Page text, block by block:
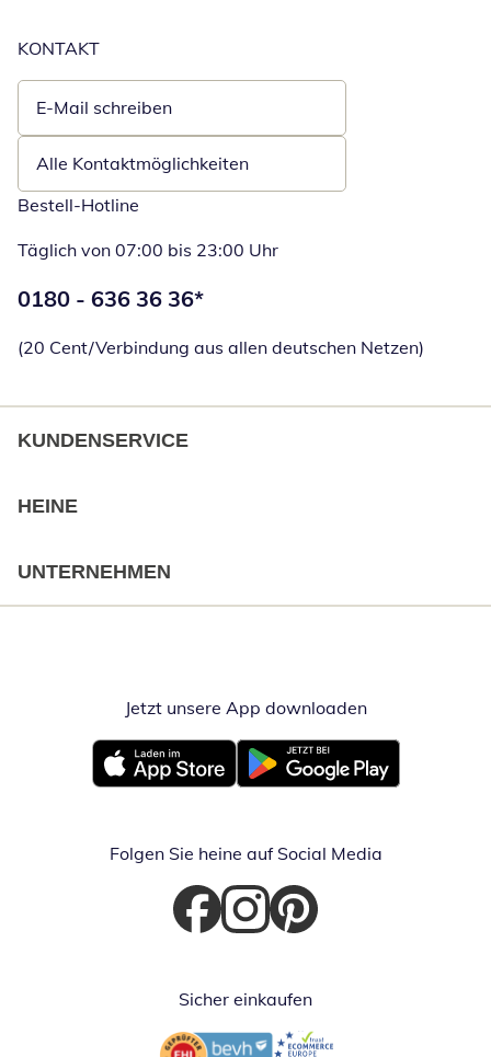
KONTAKT
E-Mail schreiben
Öffnet E-Mail-Client
Alle Kontaktmöglichkeiten
Bestell-Hotline
Täglich von 07:00 bis 23:00 Uhr
Telefonnummer:
0180 - 636 36 36*
(20 Cent/Verbindung aus allen deutschen Netzen)
KUNDENSERVICE
HEINE
UNTERNEHMEN
Jetzt unsere App downloadenÖffnet in
Öffnet in neuem FensterÖffnet in neuem Fenster
Folgen Sie heine auf Social Media
Öffnet in neuem Fenster
Öffnet in neuem Fenster
Öffnet in neuem Fenster
Sicher einkaufen